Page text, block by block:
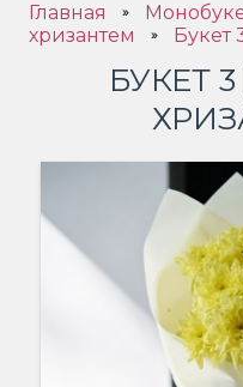
Главная »
хризантем
» Букет
БУКЕТ